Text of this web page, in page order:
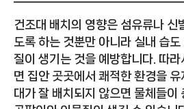
건조대 배치의 영향은 섬유류나 신
도록 하는 것뿐만 아니라 실내 습
질이 생기는 것을 예방합니다. 따
면 집안 곳곳에서 쾌적한 환경을
대가 잘 배치되지 않으면 물체들이